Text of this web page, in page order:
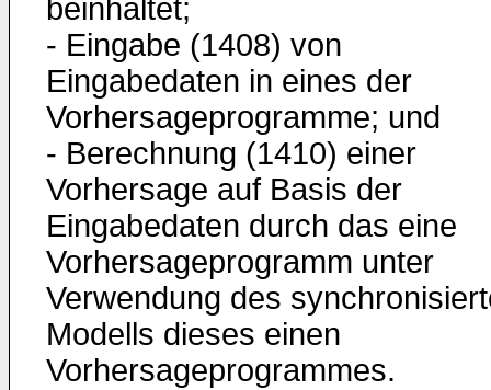
beinhaltet;
- Eingabe (1408) von
Eingabedaten in eines der
Vorhersageprogramme; und
- Berechnung (1410) einer
Vorhersage auf Basis der
Eingabedaten durch das eine
Vorhersageprogramm unter
Verwendung des
Modells dieses einen
Vorhersageprogrammes.